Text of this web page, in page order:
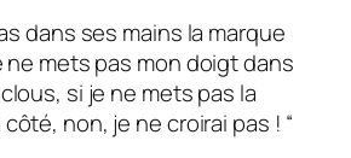
dans ses mains la marque
ne mets pas mon doigt dans
si je ne mets pas la
non, je ne croirai pas ! “